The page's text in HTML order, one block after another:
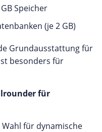
Speicher
(je 2 GB)
Grundausstattung für
besonders für
für
für dynamische